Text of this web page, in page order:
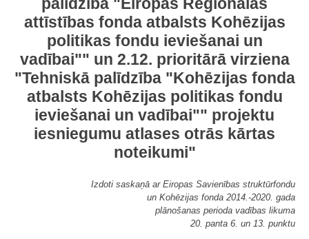
attīstības fonda atbalsts Kohēzijas
politikas fondu ieviešanai un
vadībai"" un 2.12. prioritārā virziena
"Tehniskā palīdzība "Kohēzijas fonda
atbalsts Kohēzijas politikas fondu
ieviešanai un vadībai"" projektu
iesniegumu atlases otrās kārtas
noteikumi"
Izdoti saskaņā ar Eiropas Savienības struktūrfondu
un Kohēzijas fonda 2014.-2020. gada
plānošanas perioda vadības likuma
20. panta 6. un 13. punktu